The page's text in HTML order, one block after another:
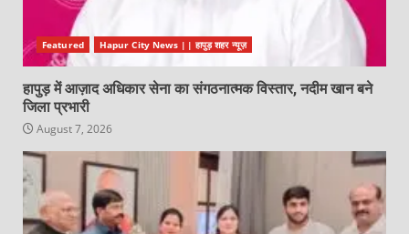
Featured Hapur City News || हापुड़ शहर न्यूज़
हापुड़ में आज़ाद अधिकार सेना का संगठनात्मक विस्तार, नदीम खान बने
जिला प्रभारी
August 7, 2026